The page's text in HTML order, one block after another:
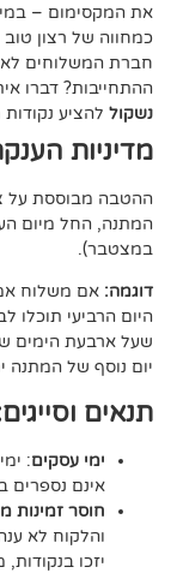
במידה וזמן
טוב נשקול להעניק
לא סיפקה את
איתנו. אנו נבדוק
מתנה לקנייה
הנקודות:
ההטבה
לבקש את ההטבה
לצבור 25 נקודות נוספות.
: ימים א'-ה' בלבד.
במניין הימים.
מצד הלקוח:
ענה או דחה את
מכיוון שהעיכוב